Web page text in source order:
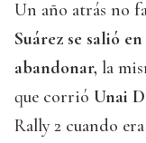
Un año atrás no
Suárez se salió
abandonar, la
que corrió Unai
Rally 2 cuando